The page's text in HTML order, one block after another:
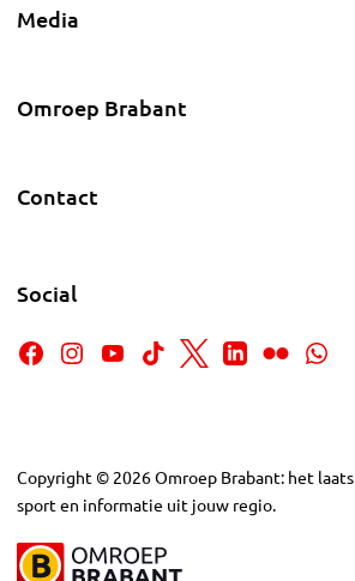
Media
Omroep Brabant
Contact
Social
Copyright © 2026Omroep Brabant: het
sport en informatie uit jouw regio.